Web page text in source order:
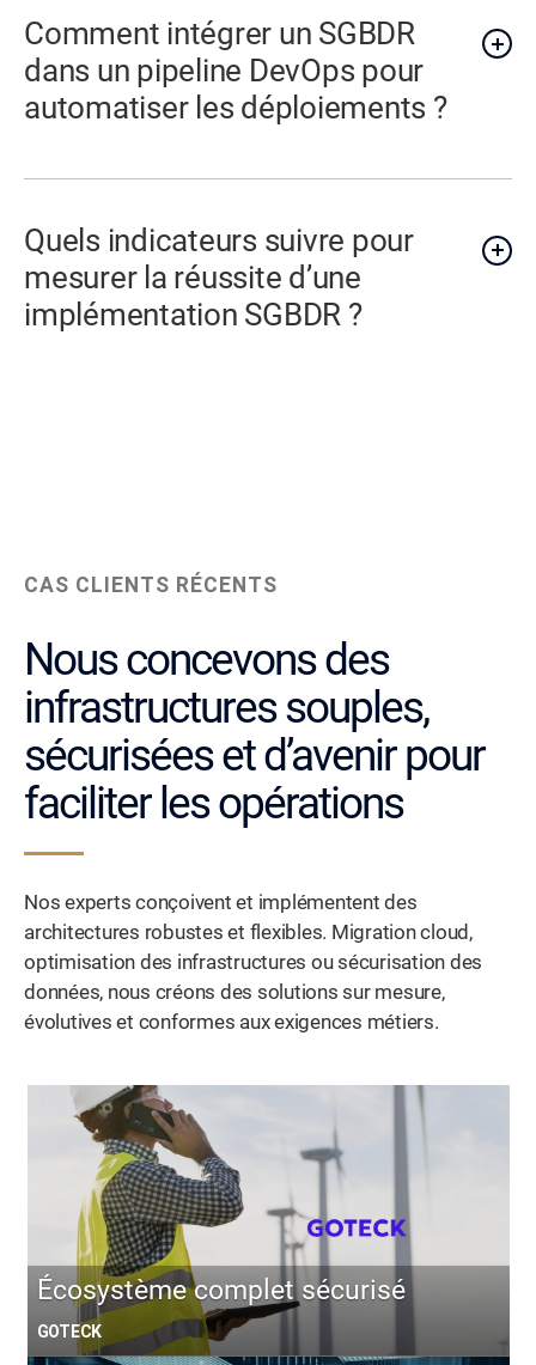
Comment intégrer un SGBDR
dans un pipeline DevOps pour
automatiser les déploiements ?
Quels indicateurs suivre pour
mesurer la réussite d’une
implémentation SGBDR ?
CAS CLIENTS RÉCENTS
Nous concevons des
infrastructures souples,
sécurisées et d’avenir pour
faciliter les opérations
Nos experts conçoivent et implémentent des
architectures robustes et flexibles. Migration cloud,
optimisation des infrastructures ou sécurisation des
données, nous créons des solutions sur mesure,
évolutives et conformes aux exigences métiers.
Écosystème complet sécurisé
GOTECK